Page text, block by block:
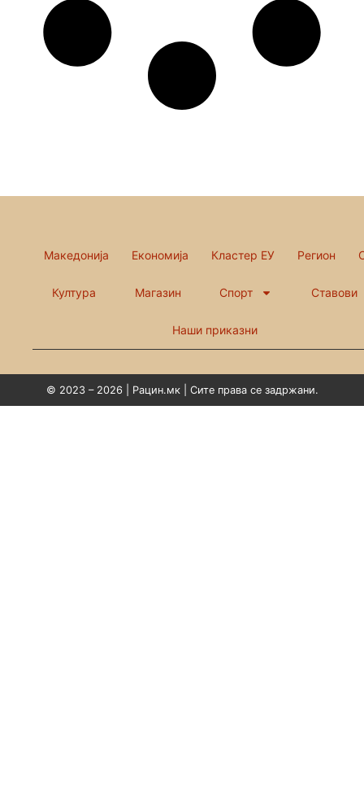
Македонија Економија Кластер ЕУ Регион
Култура Магазин Спорт Ставови
Наши приказни
© 2023 – 2026 | Рацин.мк | Сите права се задржани.